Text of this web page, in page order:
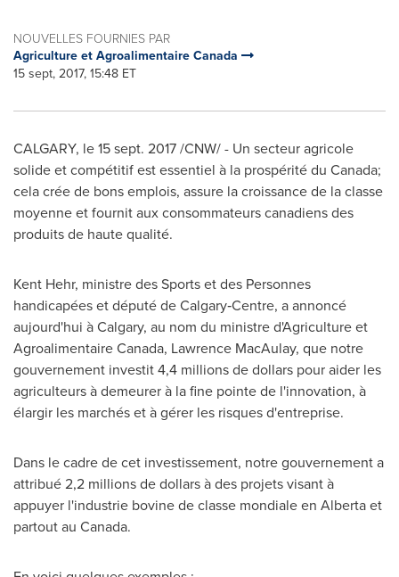
NOUVELLES FOURNIES PAR
Agriculture et Agroalimentaire Canada
15 sept, 2017, 15:48 ET
CALGARY, le15 sept. 2017/CNW/ - Un secteur agricole
solide et compétitif est essentiel à la prospérité du Canada;
cela crée de bons emplois, assure la croissance de la classe
moyenne et fournit aux consommateurs canadiens des
produits de haute qualité.
Kent Hehr, ministre des Sports et des Personnes
handicapées et député de Calgary‑Centre, a annoncé
aujourd'hui àCalgary, au nom du ministre d'Agriculture et
Agroalimentaire Canada, Lawrence MacAulay, que notre
gouvernement investit 4,4 millions de dollars pour aider les
agriculteurs à demeurer à la fine pointe de l'innovation, à
élargir les marchés et à gérer les risques d'entreprise.
Dans le cadre de cet investissement, notre gouvernement a
attribué 2,2 millions de dollars à des projets visant à
appuyer l'industrie bovine de classe mondiale en Albertaet
partout au Canada.